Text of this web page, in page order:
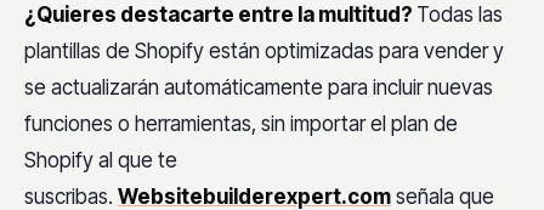
¿Quieres destacarte entre la multitud? Todas las
plantillas de Shopify están optimizadas para vender y
se actualizarán automáticamente para incluir nuevas
funciones o herramientas, sin importar el plan de
Shopify al que te
suscribas. Websitebuilderexpert.com señala que